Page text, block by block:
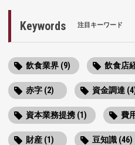
Keywords 注目キーワード
飲食業界 (9) 飲食店
赤字 (2) 資金調達
資本業務提携 (1) 費
財産 (1) 豆知識 (46)